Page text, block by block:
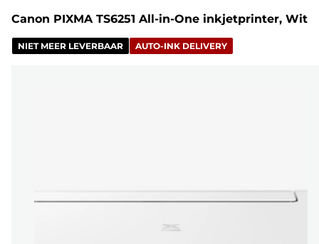
Canon PIXMA TS6251 All-in-One inkjetprinter, Wit
NIET MEER LEVERBAAR AUTO-INK DELIVERY